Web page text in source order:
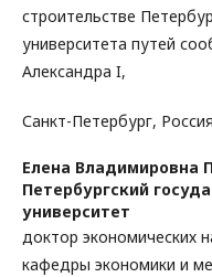
строительстве
университета путей
Александра I,
Санкт-Петербург, Россия
Елена Владимировна
Петербургский
университет
доктор экономических
кафедры экономики и